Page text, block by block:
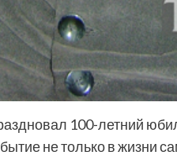
100-летний
не только в жизни